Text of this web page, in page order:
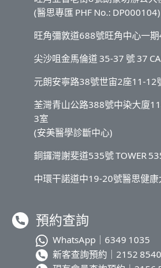
(醫思專匯 PHF No.: DP000104)
旺角彌敦道688號旺角中心一
尖沙咀金馬倫道 35-37 號 37
元朗安寧路38號世宙2座11-12
荃灣青山公路388號中染大廈
3室
(安美醫學診斷中心)
銅鑼灣謝斐道535號 TOWER
中環干諾道中19-20號醫思健
預約查詢
WhatsApp｜ 6349 1035
新客查詢預約｜ 2152 8540